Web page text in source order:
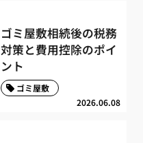
ゴミ屋敷相続後の税務
対策と費用控除のポイ
ント
2026.06.08
ゴミ屋敷